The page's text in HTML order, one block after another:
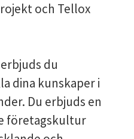
och Tellox
du
dina kunskaper i
Du erbjuds en
företagskultur